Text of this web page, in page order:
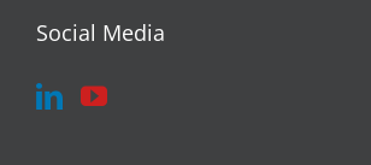
Social Media